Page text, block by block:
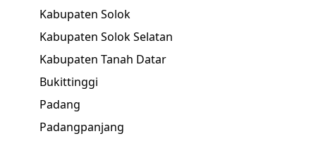
Kabupaten Solok
Kabupaten Solok Selatan
Kabupaten Tanah Datar
Bukittinggi
Padang
Padangpanjang